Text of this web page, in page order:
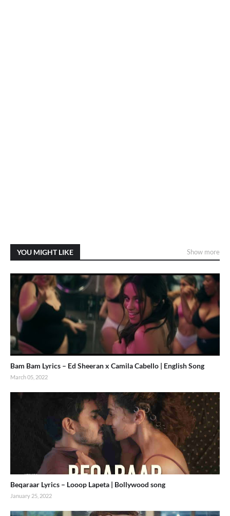
YOU MIGHT LIKE Show more
Bam Bam Lyrics – Ed Sheeran x Camila Cabello | English Song
March 05, 2022
Beqaraar Lyrics – Looop Lapeta | Bollywood song
January 25, 2022